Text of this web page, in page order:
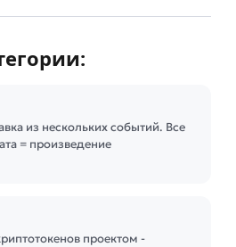
из нескольких событий. Все
= произведение
проектом -